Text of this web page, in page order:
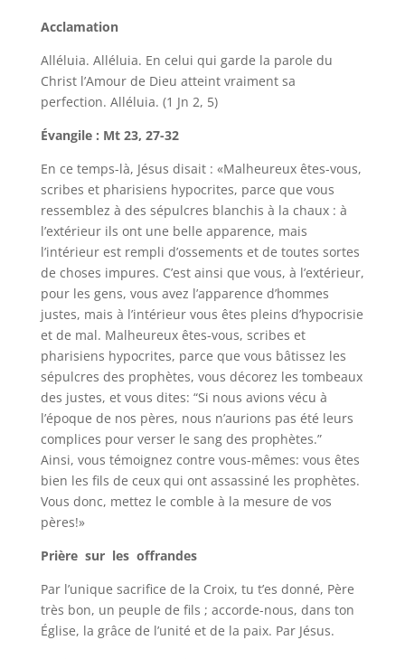
Acclamation
Alléluia. Alléluia. En celui qui garde la parole du
Christ l’Amour de Dieu atteint vraiment sa
perfection. Alléluia. (1 Jn 2, 5)
Évangile : Mt 23, 27-32
En ce temps-là, Jésus disait : «Malheureux êtes-vous,
scribes et pharisiens hypocrites, parce que vous
ressemblez à des sépulcres blanchis à la chaux : à
l’extérieur ils ont une belle apparence, mais
l’intérieur est rempli d’ossements et de toutes sortes
de choses impures. C’est ainsi que vous, à l’extérieur,
pour les gens, vous avez l’apparence d’hommes
justes, mais à l’intérieur vous êtes pleins d’hypocrisie
et de mal. Malheureux êtes-vous, scribes et
pharisiens hypocrites, parce que vous bâtissez les
sépulcres des prophètes, vous décorez les tombeaux
des justes, et vous dites: “Si nous avions vécu à
l’époque de nos pères, nous n’aurions pas été leurs
complices pour verser le sang des prophètes.”
Ainsi, vous témoignez contre vous-mêmes: vous êtes
bien les fils de ceux qui ont assassiné les prophètes.
Vous donc, mettez le comble à la mesure de vos
pères!»
Prière sur les offrandes
Par l’unique sacrifice de la Croix, tu t’es donné, Père
très bon, un peuple de fils ; accorde-nous, dans ton
Église, la grâce de l’unité et de la paix. Par Jésus.